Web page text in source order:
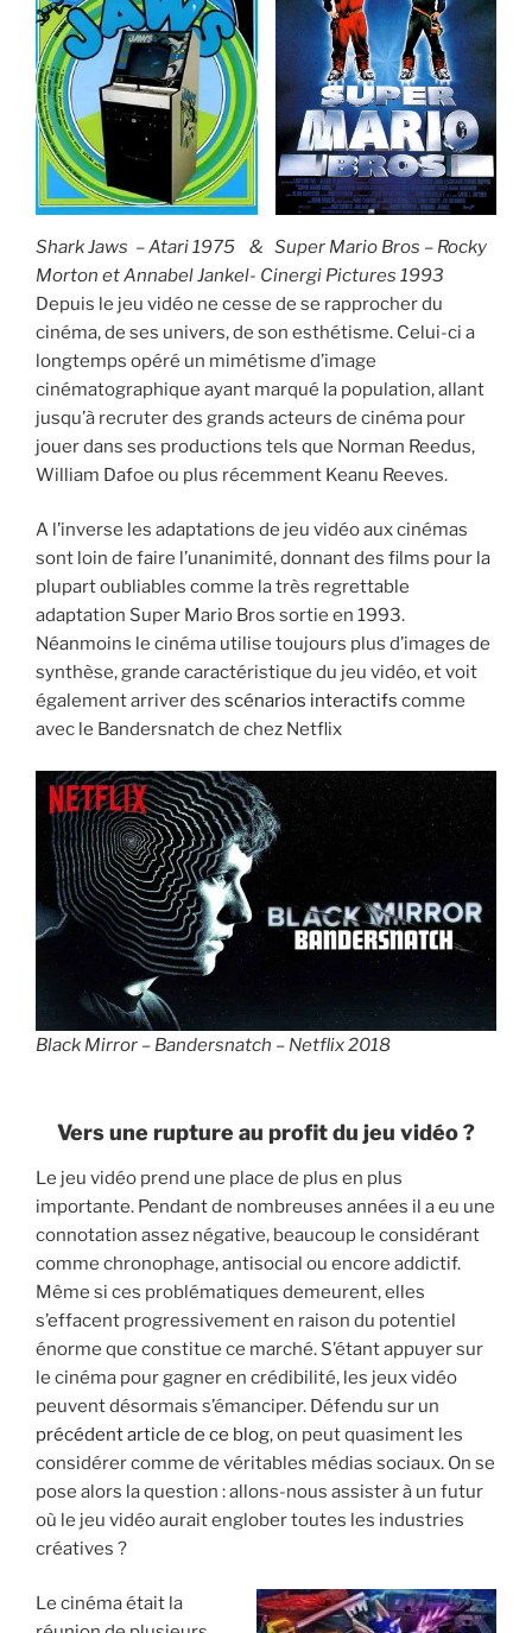
Shark Jaws – Atari 1975 & Super Mario Bros – Rocky
Morton et Annabel Jankel- Cinergi Pictures 1993
Depuis le jeu vidéo ne cesse de se rapprocher du
cinéma, de ses univers, de son esthétisme. Celui-ci a
longtemps opéré un mimétisme d’image
cinématographique ayant marqué la population, allant
jusqu’à recruter des grands acteurs de cinéma pour
jouer dans ses productions tels que Norman Reedus,
William Dafoe ou plus récemment Keanu Reeves.
A l’inverse les adaptations de jeu vidéo aux cinémas
sont loin de faire l’unanimité, donnant des films pour la
plupart oubliables comme la très regrettable
adaptation Super Mario Bros sortie en 1993.
Néanmoins le cinéma utilise toujours plus d’images de
synthèse, grande caractéristique du jeu vidéo, et voit
également arriver des scénarios interactifs comme
avec le Bandersnatch de chez Netflix
Black Mirror – Bandersnatch – Netflix 2018
Vers une rupture au profit du jeu vidéo ?
Le jeu vidéo prend une place de plus en plus
importante. Pendant de nombreuses années il a eu une
connotation assez négative, beaucoup le considérant
comme chronophage, antisocial ou encore addictif.
Même si ces problématiques demeurent, elles
s’effacent progressivement en raison du potentiel
énorme que constitue ce marché. S’étant appuyer sur
le cinéma pour gagner en crédibilité, les jeux vidéo
peuvent désormais s’émanciper. Défendu sur un
précédent article de ce blog, on peut quasiment les
considérer comme de véritables médias sociaux. On se
pose alors la question : allons-nous assister à un futur
où le jeu vidéo aurait englober toutes les industries
créatives ?
Le cinéma était la